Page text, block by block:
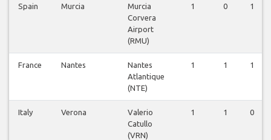
Spain Murcia
Murcia
Corvera
Airport
(RMU)
1 0 1
France Nantes
Nantes
Atlantique
(NTE)
1 1 1
Italy Verona
Valerio
Catullo
(VRN)
1 1 0